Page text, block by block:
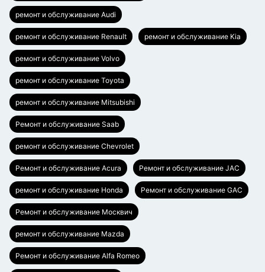
ремонт и обслуживание Audi
ремонт и обслуживание Renault ремонт и обслуживание Kia
ремонт и обслуживание Volvo
ремонт и обслуживание Toyota
ремонт и обслуживание Mitsubishi
Ремонт и обслуживание Saab
ремонт и обслуживание Chevrolet
Ремонт и обслуживание Acura Ремонт и обслуживание JAC
ремонт и обслуживание Honda Ремонт и обслуживание GAC
Ремонт и обслуживание Москвич
ремонт и обслуживание Mazda
Ремонт и обслуживание Alfa Romeo